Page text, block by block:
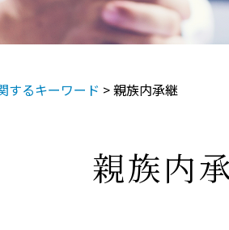
するキーワード >親族内承継
親族内